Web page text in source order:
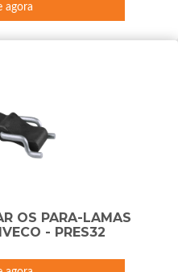
agora
OS PARA-LAMAS
- PRES32